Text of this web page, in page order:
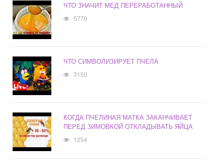
ЧТО ЗНАЧИТ МЕД ПЕРЕРАБОТАННЫЙ
5770
ЧТО СИМВОЛИЗИРУЕТ ПЧЕЛА
3150
КОГДА ПЧЕЛИНАЯ МАТКА ЗАКАНЧИВАЕТ
ПЕРЕД ЗИМОВКОЙ ОТКЛАДЫВАТЬ ЯЙЦА
1254